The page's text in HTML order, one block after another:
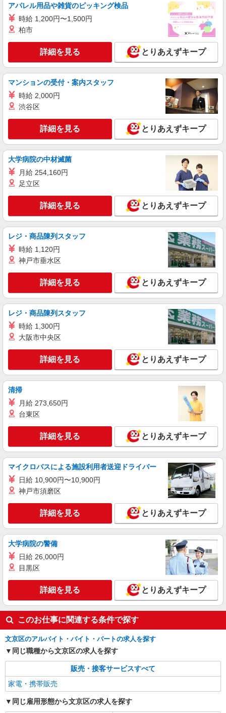
アパレル用品や雑貨のピッキング検品
時給 1,200円〜1,500円
柏市
詳細を見る とりあえずキープ
マンションの受付・案内スタッフ
時給 2,000円
渋谷区
詳細を見る とりあえずキープ
大学病院の中材滅菌
月給 254,160円
足立区
詳細を見る とりあえずキープ
レジ・商品陳列スタッフ
時給 1,120円
神戸市垂水区
詳細を見る とりあえずキープ
レジ・商品陳列スタッフ
時給 1,300円
大阪市中央区
詳細を見る とりあえずキープ
清掃
月給 273,650円
台東区
詳細を見る とりあえずキープ
マイクロバスによる施設利用者送迎ドライバー
日給 10,900円〜10,900円
神戸市須磨区
詳細を見る とりあえずキープ
大学病院の警備
日給 26,000円
目黒区
詳細を見る とりあえずキープ
このお仕事に関連する条件で探す
文京区のアルバイト・バイト・パートの求人を探す
同じ職種から文京区の求人を探す
販売・接客サービスすべて
家電・携帯販売
同じ雇用形態から文京区の求人を探す